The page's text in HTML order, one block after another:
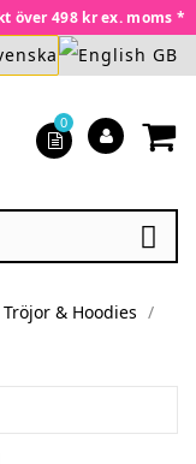
över 498 kr ex. moms *

0
Tröjor & Hoodies